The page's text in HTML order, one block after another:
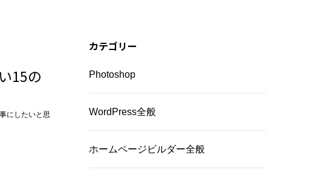
15の
にしたいと思
カテゴリー
Photoshop
WordPress全般
ホームページビルダー全般